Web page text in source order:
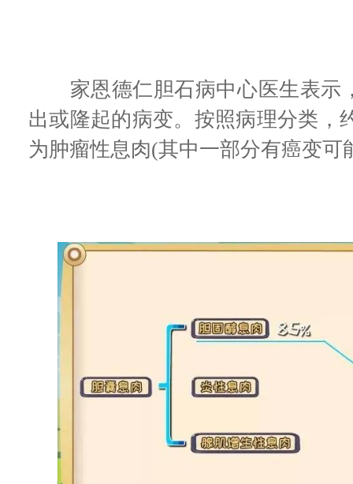
家恩德仁胆石病中心医生表示
出或隆起的病变。按照病理分类，
为肿瘤性息肉(其中一部分有癌变可